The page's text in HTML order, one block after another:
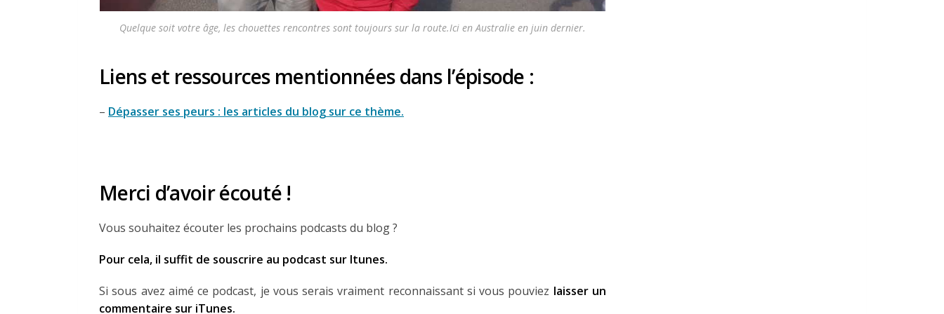
Quelque soit votre âge, les chouettes rencontres sont toujours sur la route.Ici en Australie en juin dernier.
Liens et ressources mentionnées dans l’épisode :
– Dépasser ses peurs : les articles du blog sur ce thème.
Merci d’avoir écouté !
Vous souhaitez écouter les prochains podcasts du blog ?
Pour cela, il suffit de souscrire au podcast sur Itunes.
Si sous avez aimé ce podcast, je vous serais vraiment reconnaissant si vous pouviez laisser un
commentaire sur iTunes.